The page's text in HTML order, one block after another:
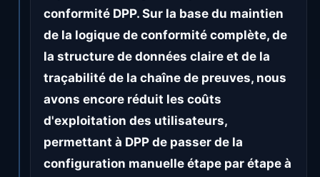
conformité DPP. Sur la base du maintien
de la logique de conformité complète, de
la structure de données claire et de la
traçabilité de la chaîne de preuves, nous
avons encore réduit les coûts
d'exploitation des utilisateurs,
permettant à DPP de passer de la
configuration manuelle étape par étape à